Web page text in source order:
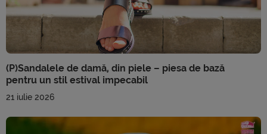
(P)Sandalele de damă, din piele – piesa de bază
pentru un stil estival impecabil
21 iulie 2026